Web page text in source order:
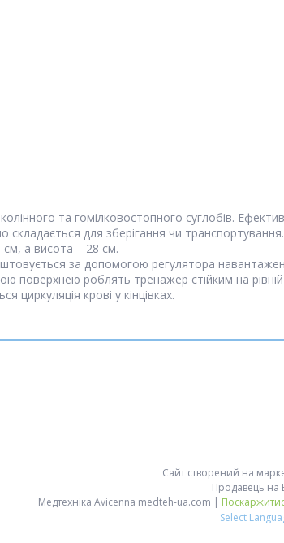
та гомілковостопного суглобів.
складається для зберігання чи транспортування.
а висота – 28 см.
за допомогою регулятора
поверхнею роблять тренажер стійким на рівній
циркуляція крові у кінцівках.
Сайт створений на
Продавець на
Медтехніка Avicenna medteh-ua.com |
Select